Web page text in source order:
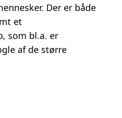
Der er både
et
som bl.a. er
af de større